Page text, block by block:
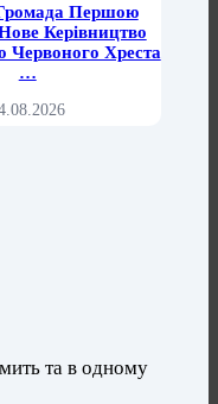
Першою
Керівництво
Червоного Хреста
…
та в одному